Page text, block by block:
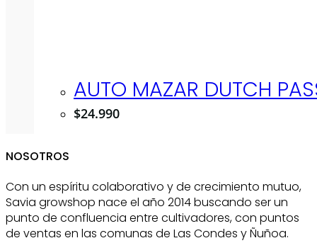
AUTO MAZAR DUTCH
$24.990
NOSOTROS
Con un espíritu colaborativo y de crecimiento mutuo,
Savia growshop nace el año 2014 buscando ser un
punto de confluencia entre cultivadores, con puntos
de ventas en las comunas de Las Condes y Ñuñoa.